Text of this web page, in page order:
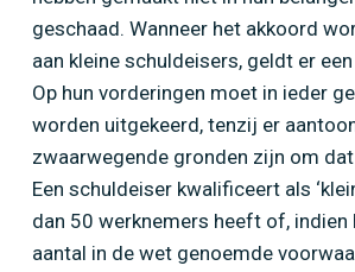
geschaad. Wanneer het akkoord
aan kleine schuldeisers, geldt er
Op hun vorderingen moet in ieder
worden uitgekeerd, tenzij er
zwaarwegende gronden zijn om
Een schuldeiser kwalificeert als
dan 50 werknemers heeft of, indien
aantal in de wet genoemde